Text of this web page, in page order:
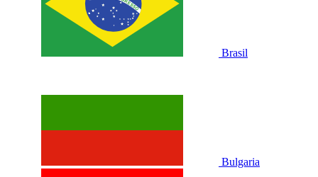
Brasil
Bulgaria